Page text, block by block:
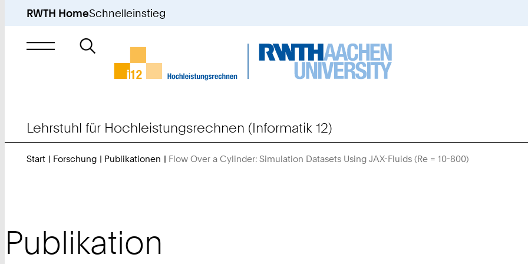
RWTH HomeSchnelleinstieg
Suche
nach
Lehrstuhl für Hochleistungsrechnen (Informatik 12)
Start Forschung Publikationen Flow Over a Cylinder: Simulation Datasets Using JAX-Fluids (Re = 10-800)
Publikation